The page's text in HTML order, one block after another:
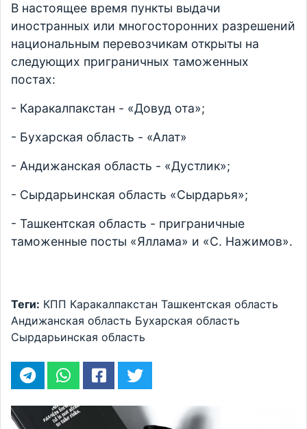
В настоящее время пункты выдачи
иностранных или многосторонних разрешений
национальным перевозчикам открыты на
следующих приграничных таможенных
постах:
- Каракалпакстан - «Довуд ота»;
- Бухарская область - «Алат»
- Андижанская область - «Дустлик»;
- Сырдарьинская область «Сырдарья»;
- Ташкентская область - приграничные
таможенные посты «Яллама» и «С. Нажимов».
Теги: КПП Каракалпакстан Ташкентская область
Андижанская область Бухарская область
Сырдарьинская область